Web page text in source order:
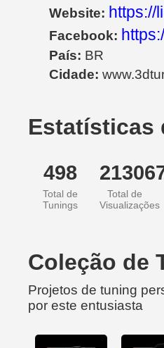
Website: https://
Facebook:
País: BR
Cidade:
Estatísticas
498
Total de
Tunings
Total de
Visualizações
Coleção de
Projetos de tuning
por este entusiasta